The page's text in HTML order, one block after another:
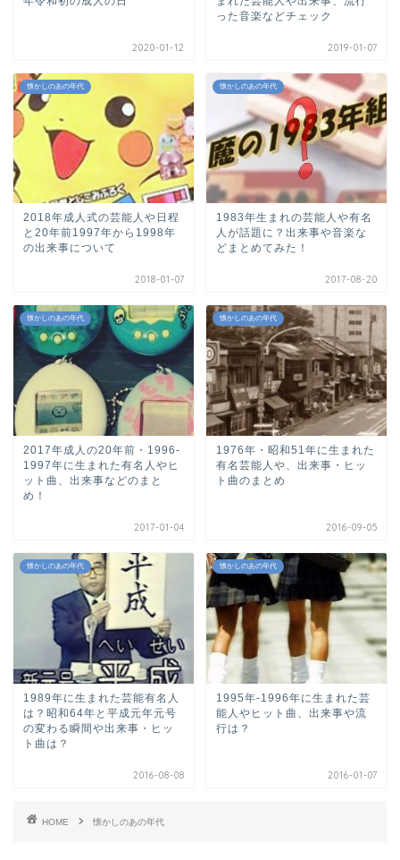
2020-01-12
った音楽などチェック
2019-01-07
懐かしのあの年代
2018年成人式の芸能人や日程
と20年前1997年から1998年
の出来事について
2018-01-07
懐かしのあの年代
1983年生まれの芸能人や有名
人が話題に？出来事や音楽な
どまとめてみた！
2017-08-20
懐かしのあの年代
2017年成人の20年前・1996-
1997年に生まれた有名人やヒ
ット曲、出来事などのまと
め！
2017-01-04
懐かしのあの年代
1976年・昭和51年に生まれた
有名芸能人や、出来事・ヒッ
ト曲のまとめ
2016-09-05
懐かしのあの年代
1989年に生まれた芸能有名人
は？昭和64年と平成元年元号
の変わる瞬間や出来事・ヒッ
ト曲は？
2016-08-08
懐かしのあの年代
1995年-1996年に生まれた芸
能人やヒット曲、出来事や流
行は？
2016-01-07
HOME 懐かしのあの年代